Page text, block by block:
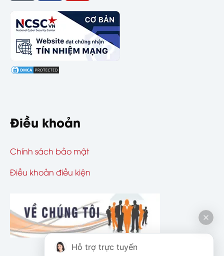
Điều khoản
Chính sách bảo mật
Điều khoản điều kiện
Hỗ trợ trực tuyến